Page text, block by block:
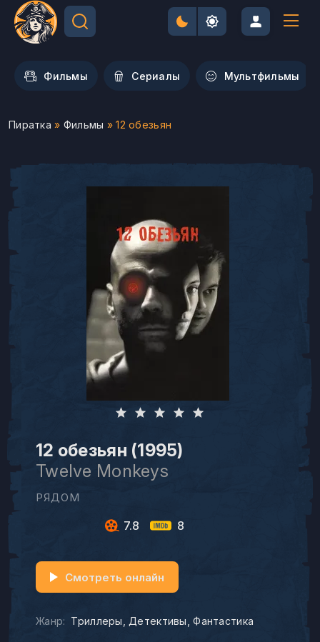
Фильмы Сериалы Мультфильмы
Пиратка » Фильмы » 12 обезьян
12 обезьян (1995)
Twelve Monkeys
РЯДОМ
7.8 8
Жанр: Триллеры Детективы Фантастика
Смотреть онлайн